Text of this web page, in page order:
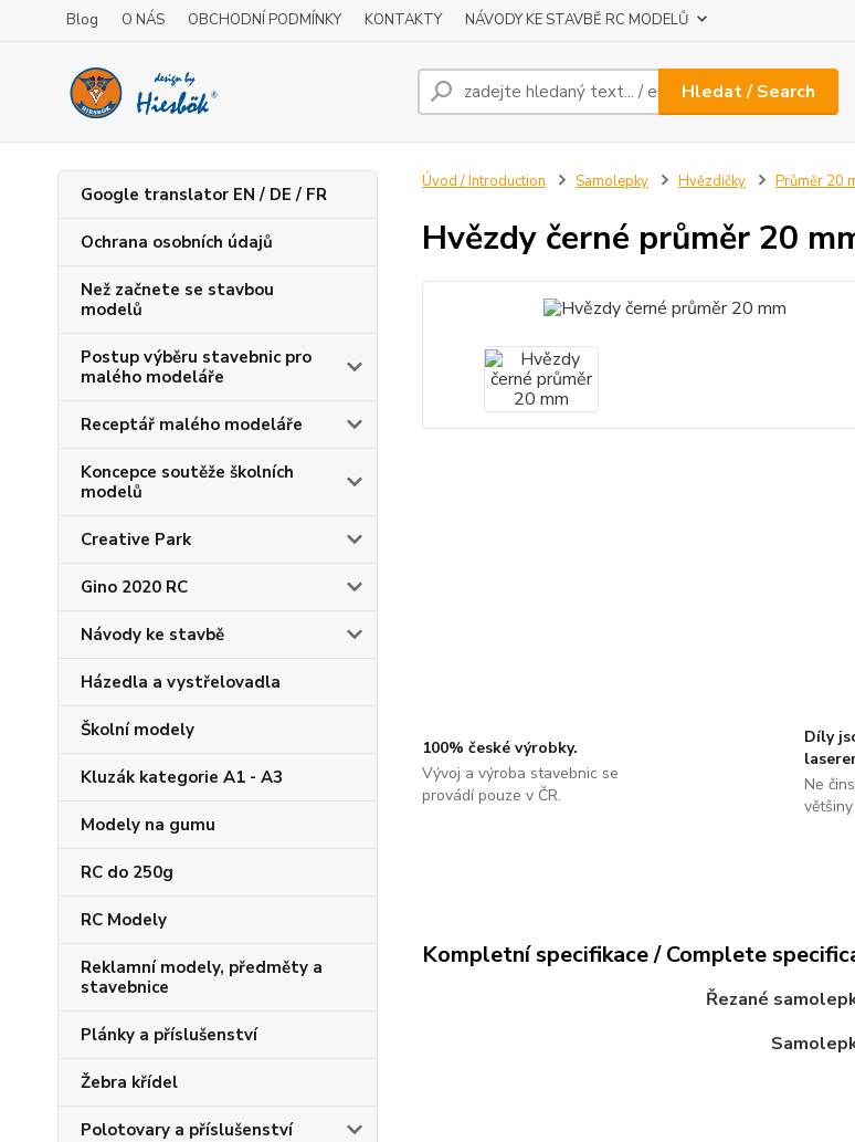
Blog O NÁS OBCHODNÍ PODMÍNKY KONTAKTY NÁVODY KE STAVBĚ RC MODELŮ
Hledat / Search
Google translator EN / DE / FR
Ochrana osobních údajů
Než začnete se stavbou
modelů
Postup výběru stavebnic pro
malého modeláře
Receptář malého modeláře
Koncepce soutěže školních
modelů
Creative Park
Gino 2020 RC
Návody ke stavbě
Házedla a vystřelovadla
Školní modely
Kluzák kategorie A1 - A3
Modely na gumu
RC do 250g
RC Modely
Reklamní modely, předměty a
stavebnice
Plánky a příslušenství
Žebra křídel
Polotovary a příslušenství
Úvod / Introduction Samolepky Hvězdičky Průměr 20
Hvězdy černé průměr 20
100% české výrobky.
Vývoj a výroba stavebnic se
provádí pouze v ČR.
Díly
Ne
Kompletní specifikace / Complete
Řezané